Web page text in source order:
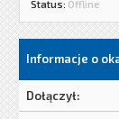
Status: Offline
Informacje o
Dołączył: